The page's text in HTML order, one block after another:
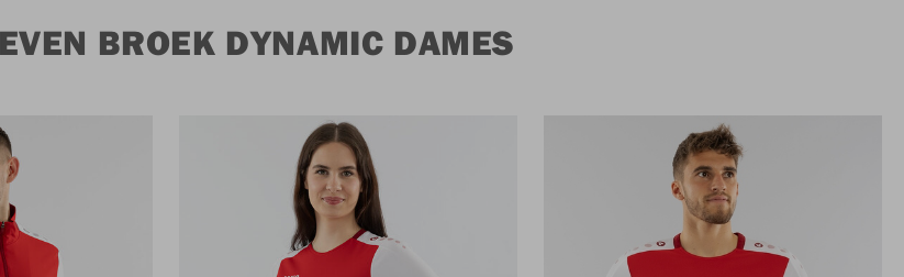
BROEK DYNAMIC DAMES